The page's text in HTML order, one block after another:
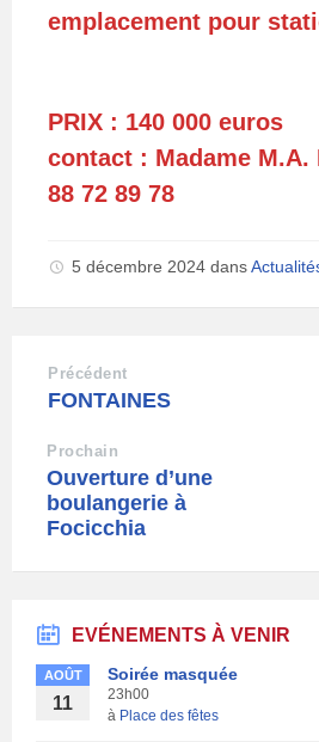
emplacement pour
PRIX : 140 000 euros
contact : Madame M.A.
88 72 89 78
5 décembre 2024 dans
Précédent
FONTAINES
Prochain
Ouverture d’une
boulangerie à
Focicchia
EVÉNEMENTS À VENIR
AOÛT
11
Soirée masquée
23h00
à Place des fêtes